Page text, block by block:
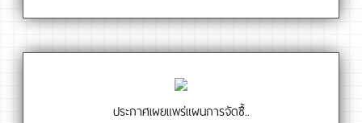
ประกาศเผยแพร่แผนการจัดซื้..